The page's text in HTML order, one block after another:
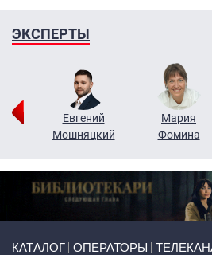
ЭКСПЕРТЫ
Евгений
Мошняцкий
Мария
Фомина
КАТАЛОГ ОПЕРАТОРЫ